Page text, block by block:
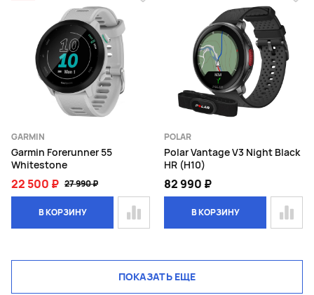
GARMIN
Garmin Forerunner 55
Whitestone
22 500 ₽ 27 990 ₽
В КОРЗИНУ
POLAR
Polar Vantage V3 Night Black
HR (H10)
82 990 ₽
В КОРЗИНУ
ПОКАЗАТЬ ЕЩЕ